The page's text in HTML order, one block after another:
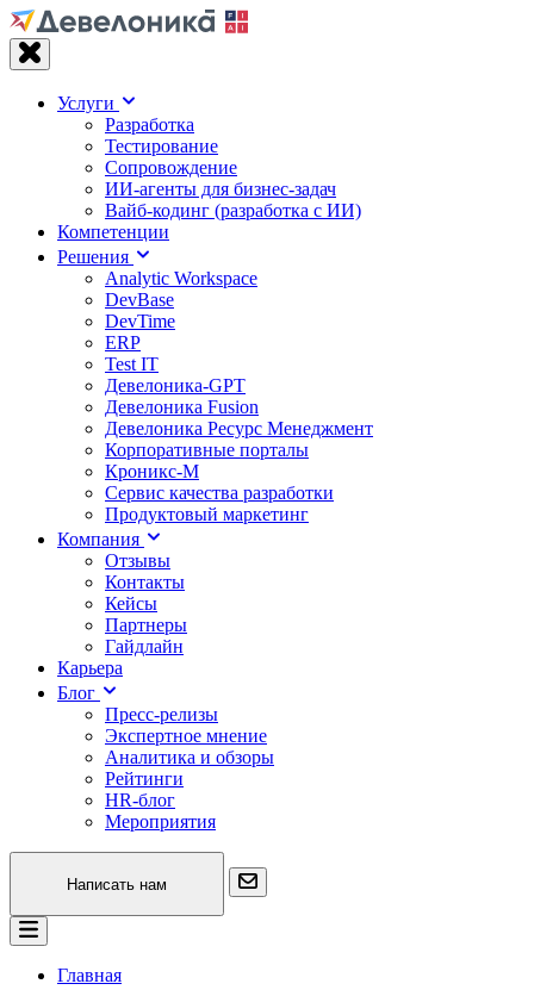
Услуги
Разработка
Тестирование
Сопровождение
ИИ-агенты для бизнес-задач
Вайб‑кодинг (разработка с ИИ)
Компетенции
Решения
Analytic Workspace
DevBase
DevTime
ERP
Test IT
Девелоника-GPT
Девелоника Fusion
Девелоника Ресурс Менеджмент
Корпоративные порталы
Кроникс-М
Сервис качества разработки
Продуктовый маркетинг
Компания
Отзывы
Контакты
Кейсы
Партнеры
Гайдлайн
Карьера
Блог
Пресс-релизы
Экспертное мнение
Аналитика и обзоры
Рейтинги
HR-блог
Мероприятия
Написать нам
Главная